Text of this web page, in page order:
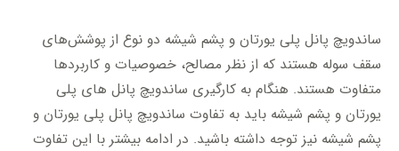
ساندویچ پانل پلی یورتان و پشم شیشه دو نوع از پوشش‌های
سقف سوله هستند که از نظر مصالح، خصوصیات و کاربردها
متفاوت هستند. هنگام به کارگیری ساندویچ پانل های پلی
یورتان و پشم شیشه باید به تفاوت ساندویچ پانل پلی یورتان و
پشم شیشه نیز توجه داشته باشید. در ادامه بیشتر با این تفاوت